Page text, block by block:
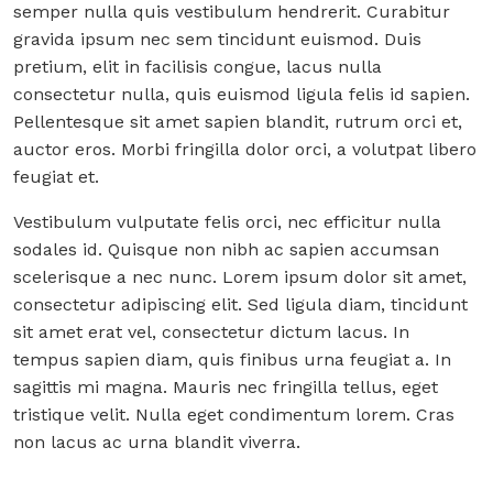
semper nulla quis vestibulum hendrerit. Curabitur
gravida ipsum nec sem tincidunt euismod. Duis
pretium, elit in facilisis congue, lacus nulla
consectetur nulla, quis euismod ligula felis id sapien.
Pellentesque sit amet sapien blandit, rutrum orci et,
auctor eros. Morbi fringilla dolor orci, a volutpat libero
feugiat et.
Vestibulum vulputate felis orci, nec efficitur nulla
sodales id. Quisque non nibh ac sapien accumsan
scelerisque a nec nunc. Lorem ipsum dolor sit amet,
consectetur adipiscing elit. Sed ligula diam, tincidunt
sit amet erat vel, consectetur dictum lacus. In
tempus sapien diam, quis finibus urna feugiat a. In
sagittis mi magna. Mauris nec fringilla tellus, eget
tristique velit. Nulla eget condimentum lorem. Cras
non lacus ac urna blandit viverra.